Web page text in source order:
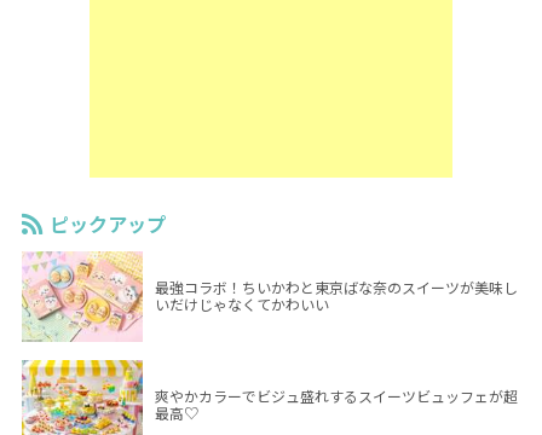
ピックアップ
最強コラボ！ちいかわと東京ばな奈のスイーツが美味し
いだけじゃなくてかわいい
爽やかカラーでビジュ盛れするスイーツビュッフェが超
最高♡